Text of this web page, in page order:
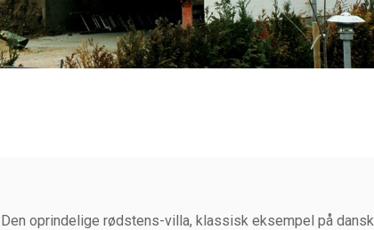
Den oprindelige rødstens-villa, klassisk eksempel på dansk